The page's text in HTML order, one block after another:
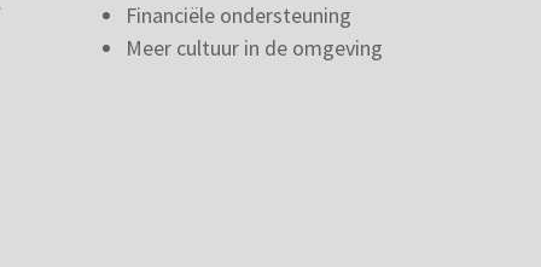
Financiële ondersteuning
Meer cultuur in de omgeving